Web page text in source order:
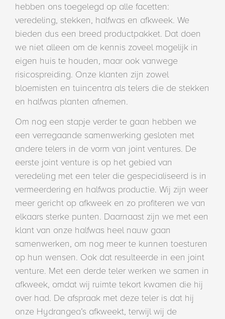
hebben ons toegelegd op alle facetten:
veredeling, stekken, halfwas en afkweek. We
bieden dus een breed productpakket. Dat doen
we niet alleen om de kennis zoveel mogelijk in
eigen huis te houden, maar ook vanwege
risicospreiding. Onze klanten zijn zowel
bloemisten en tuincentra als telers die de stekken
en halfwas planten afnemen.
Om nog een stapje verder te gaan hebben we
een verregaande samenwerking gesloten met
andere telers in de vorm van joint ventures. De
eerste joint venture is op het gebied van
veredeling met een teler die gespecialiseerd is in
vermeerdering en halfwas productie. Wij zijn weer
meer gericht op afkweek en zo profiteren we van
elkaars sterke punten. Daarnaast zijn we met een
klant van onze halfwas heel nauw gaan
samenwerken, om nog meer te kunnen toesturen
op hun wensen. Ook dat resulteerde in een joint
venture. Met een derde teler werken we samen in
afkweek, omdat wij ruimte tekort kwamen die hij
over had. De afspraak met deze teler is dat hij
onze Hydrangea’s afkweekt, terwijl wij de